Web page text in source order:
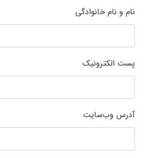
نام و نام خانوادگی
پست الکترونیک
آدرس وب‌سایت